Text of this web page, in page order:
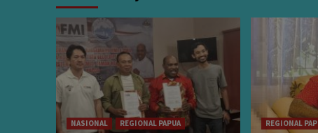
NASIONAL REGIONAL PAPUA REGIONAL